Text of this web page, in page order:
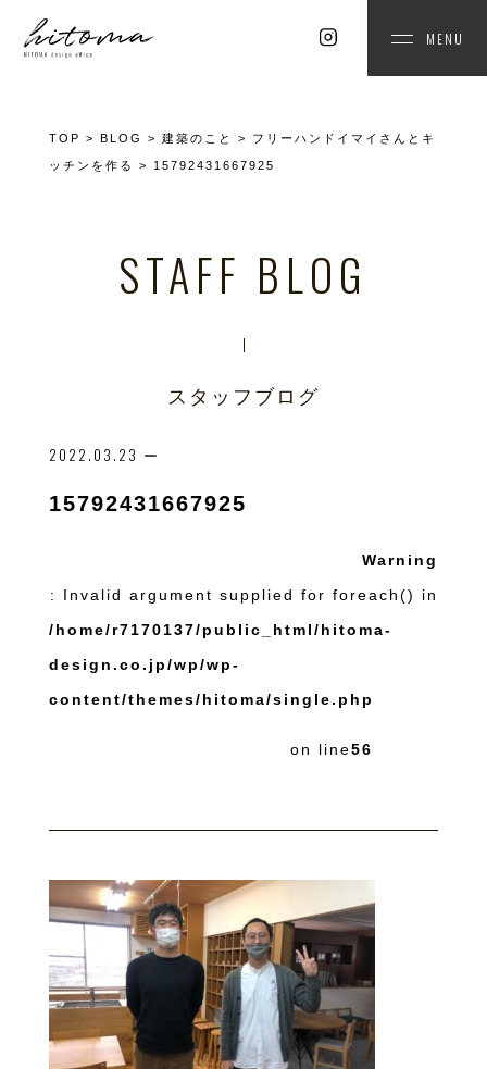
MENU
TOP > BLOG > 建築のこと > フリーハンドイマイさんとキ
ッチンを作る > 15792431667925
STAFF BLOG
スタッフブログ
2022.03.23 ー
15792431667925
Warning
: Invalid argument supplied for foreach() in
/home/r7170137/public_html/hitoma-
design.co.jp/wp/wp-
content/themes/hitoma/single.php
on line56